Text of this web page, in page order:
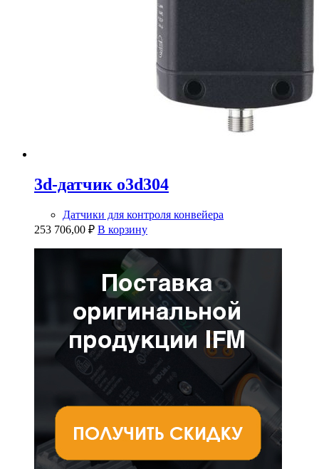
3d-датчик o3d304
Датчики для контроля конвейера
253 706,00 ₽ В корзину